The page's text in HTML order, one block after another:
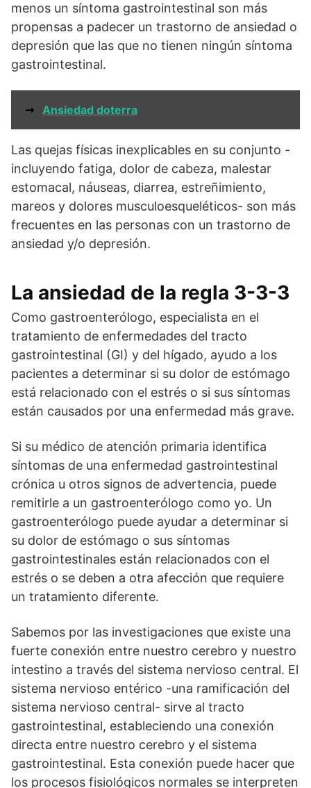
menos un síntoma gastrointestinal son más
propensas a padecer un trastorno de ansiedad o
depresión que las que no tienen ningún síntoma
gastrointestinal.
➞ Ansiedad doterra
Las quejas físicas inexplicables en su conjunto -
incluyendo fatiga, dolor de cabeza, malestar
estomacal, náuseas, diarrea, estreñimiento,
mareos y dolores musculoesqueléticos- son más
frecuentes en las personas con un trastorno de
ansiedad y/o depresión.
La ansiedad de la regla 3-3-3
Como gastroenterólogo, especialista en el
tratamiento de enfermedades del tracto
gastrointestinal (GI) y del hígado, ayudo a los
pacientes a determinar si su dolor de estómago
está relacionado con el estrés o si sus síntomas
están causados por una enfermedad más grave.
Si su médico de atención primaria identifica
síntomas de una enfermedad gastrointestinal
crónica u otros signos de advertencia, puede
remitirle a un gastroenterólogo como yo. Un
gastroenterólogo puede ayudar a determinar si
su dolor de estómago o sus síntomas
gastrointestinales están relacionados con el
estrés o se deben a otra afección que requiere
un tratamiento diferente.
Sabemos por las investigaciones que existe una
fuerte conexión entre nuestro cerebro y nuestro
intestino a través del sistema nervioso central. El
sistema nervioso entérico -una ramificación del
sistema nervioso central- sirve al tracto
gastrointestinal, estableciendo una conexión
directa entre nuestro cerebro y el sistema
gastrointestinal. Esta conexión puede hacer que
los procesos fisiológicos normales se interpreten